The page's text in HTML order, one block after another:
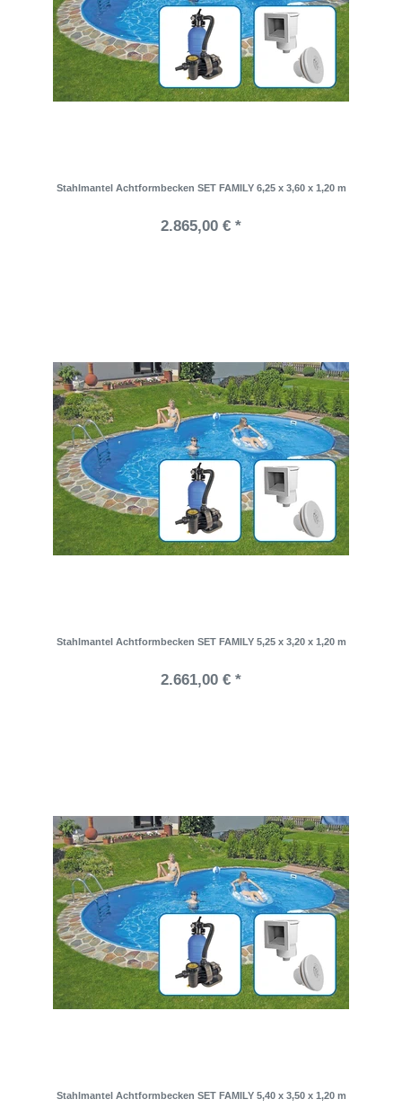
Stahlmantel Achtformbecken SET FAMILY 6,25 x 3,60 x 1,20 m
2.865,00 € *
Stahlmantel Achtformbecken SET FAMILY 5,25 x 3,20 x 1,20 m
2.661,00 € *
Stahlmantel Achtformbecken SET FAMILY 5,40 x 3,50 x 1,20 m